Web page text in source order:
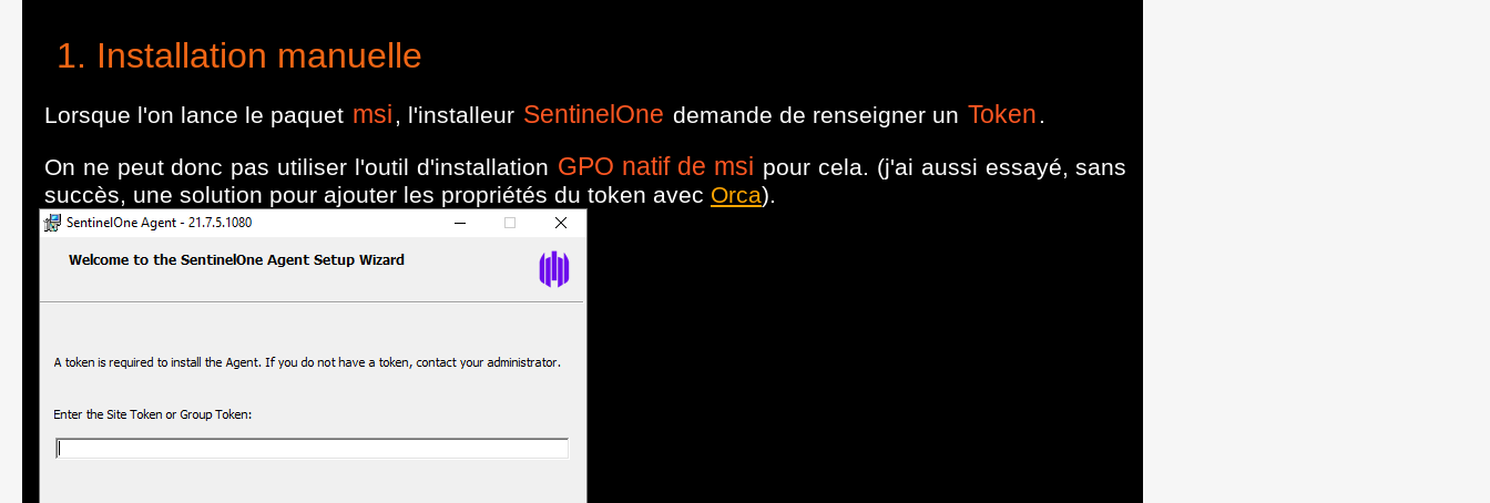
Installation manuelle
Lorsque l'on lance le paquet msi , l'installeur SentinelOne demande de renseigner un Token
On ne peut donc pas utiliser l'outil d'installation GPO natif de msi pour cela. (j'ai aussi essayé, sans
succès, une solution pour ajouter les propriétés du token avec Orca).